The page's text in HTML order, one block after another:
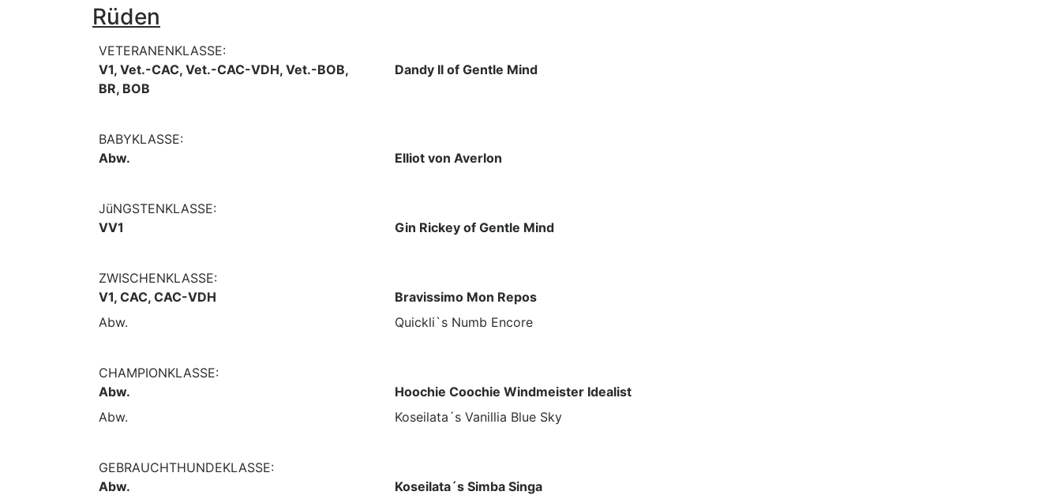
Rüden
VETERANENKLASSE:
V1, Vet.-CAC, Vet.-CAC-VDH, Vet.-BOB,
BR, BOB
Dandy II of Gentle Mind
BABYKLASSE:
Abw.
Elliot von Averlon
JüNGSTENKLASSE:
VV1
Gin Rickey of Gentle Mind
ZWISCHENKLASSE:
V1, CAC, CAC-VDH
Bravissimo Mon Repos
Abw.
Quickli`s Numb Encore
CHAMPIONKLASSE:
Abw.
Hoochie Coochie Windmeister Idealist
Abw.
Koseilata´s Vanillia Blue Sky
GEBRAUCHTHUNDEKLASSE:
Abw.
Koseilata´s Simba Singa